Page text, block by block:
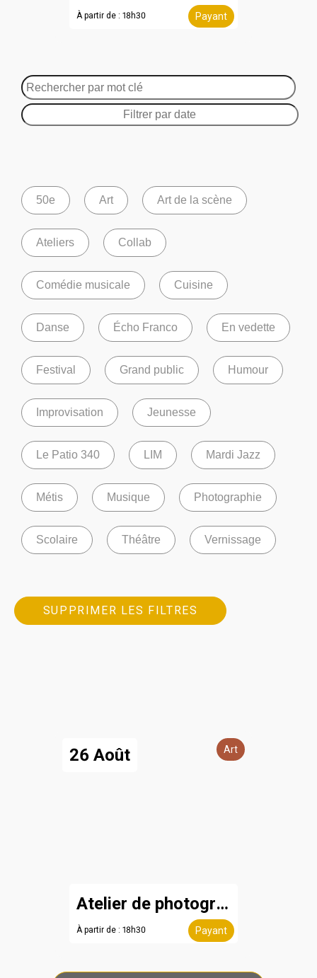
À partir de : 18h30 Payant
50e Art Art de la scène
Ateliers Collab
Comédie musicale Cuisine
Danse Écho Franco En vedette
Festival Grand public Humour
Improvisation Jeunesse
Le Patio 340 LIM Mardi Jazz
Métis Musique Photographie
Scolaire Théâtre Vernissage
SUPPRIMER LES FILTRES
26 Août Art
Atelier de photographie
À partir de : 18h30 Payant